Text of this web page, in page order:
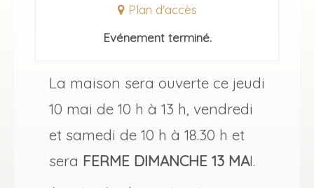
Plan d'accès
Evénement terminé.
La maison sera ouverte ce jeudi
10 mai de 10 h à 13 h, vendredi
et samedi de 10 h à 18.30 h et
sera FERME DIMANCHE 13 MAI.